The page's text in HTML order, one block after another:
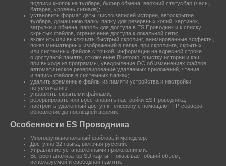
подписи кнопок на тулбаре, буфер обмена, верхний статусбар (часы,
батарея, уровень сигнала);
установить формат даты, число записей истории, автоскрытие
тулбара, домашнюю папку, папку для резервных копий, картинок,
загрузки и обмена, пароль для доступа в ES Проводник и к списку
скрытых файлов, ограничение доступа к локальной сети;
включить или выключить быстрый скролинг, анимированные эффекты,
показ миниатюрных изображений в папке, при скролинге, скрытых
или системных файлов с точкой, информации на адресной строке
о доступной памяти, отключение Bluetooth, очистку истории и кэш
при выходе из программы, уведомление ОС об изменениях файлов,
автоматическое резервирование удаляемых приложений, чтение
и запись файлов в системных папках;
удалить временные файлы из памяти устройства и настройки
по умолчанию;
управлять скрытыми файлами;
резервировать или восстановить настройки ES Проводника;
настроить удаленный доступ к телефону с помощью FTP-сервера,
обновление до последней версии.
Особенности ES Проводника
Многофункциональный файловый менеджер.
Доступно 32 языка, включая русский.
Управление установленными приложениями.
Встроен анализатор SD-карты. Показывает общий объем,
используемой и свободной памяти.